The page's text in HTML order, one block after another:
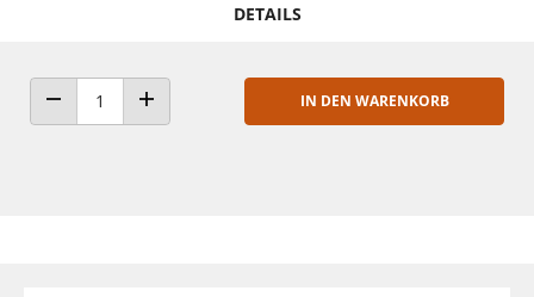
DETAILS
ANZAHL VERRINGERNANZAHL ERHÖHEN
IN DEN WARENKORB